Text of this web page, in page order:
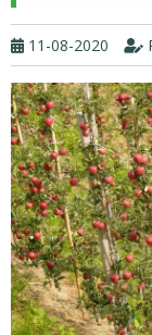
11-08-2020